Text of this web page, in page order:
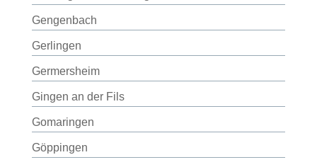
Gengenbach
Gerlingen
Germersheim
Gingen an der Fils
Gomaringen
Göppingen